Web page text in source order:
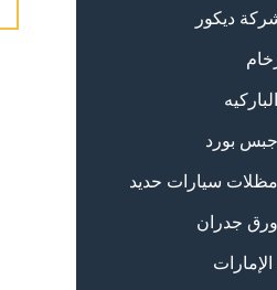
ديكور
بورد
سيارات حديد
جدران